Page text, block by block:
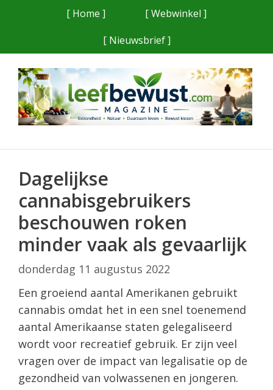
[ Home ]
[ Webwinkel ]
[ Nieuwsbrief ]
Dagelijkse
cannabisgebruikers
beschouwen roken
minder vaak als gevaarlijk
donderdag 11 augustus 2022
Een groeiend aantal Amerikanen gebruikt
cannabis omdat het in een snel toenemend
aantal Amerikaanse staten gelegaliseerd
wordt voor recreatief gebruik. Er zijn veel
vragen over de impact van legalisatie op de
gezondheid van volwassenen en jongeren.